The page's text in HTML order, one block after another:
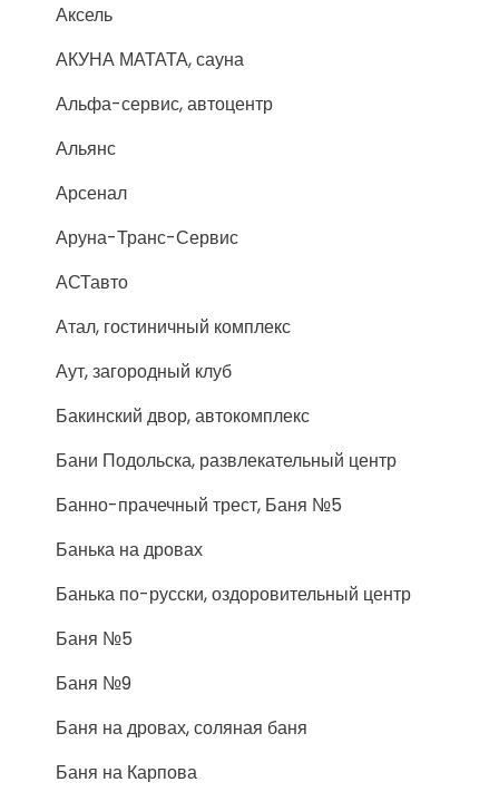
Аксель
АКУНА МАТАТА, сауна
Альфа-сервис, автоцентр
Альянс
Арсенал
Аруна-Транс-Сервис
АСТавто
Атал, гостиничный комплекс
Аут, загородный клуб
Бакинский двор, автокомплекс
Бани Подольска, развлекательный центр
Банно-прачечный трест, Баня №5
Банька на дровах
Банька по-русски, оздоровительный центр
Баня №5
Баня №9
Баня на дровах, соляная баня
Баня на Карпова